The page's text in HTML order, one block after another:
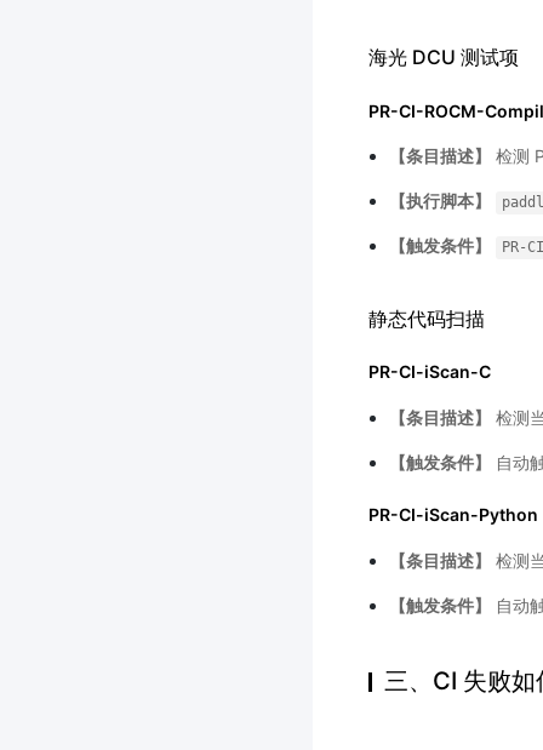
海光 DCU 测试项
PR-CI-ROCM-
【条目描述】 检测
【执行脚本】
【触发条件】 PR-
静态代码扫描
PR-CI-iScan-C
【条目描述】 检测
【触发条件】 自动
PR-CI-iScan-Python
【条目描述】 检测
【触发条件】 自动
三、CI 失败如